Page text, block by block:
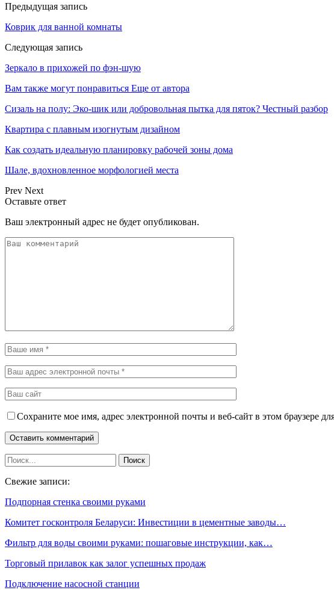
Предыдущая запись
Коврик для ванной комнаты
Следующая запись
Зеркало в прихожей по фэн-шую
Вам также могут понравиться Еще от автора
Сизаль на полу: Эко-шик или добровольная пытка для пяток? Честный разбор
Квартира с плавным изогнутым дизайном
Как создать идеальную планировку рабочей зоны дома
Шале, вдохновленное морфологией места
Prev Next
Оставьте ответ
Ваш электронный адрес не будет опубликован.
Сохраните мое имя, адрес электронной почты и веб-сайт в этом браузере
Свежие записи:
Подпорная стенка своими руками
Комитет госконтроля Беларуси: Инвестиции в цементные заводы…
Фильтр для воды своими руками: пошаговые инструкции, как…
Торговый прилавок как залог успешных продаж
Подключение насосной станции